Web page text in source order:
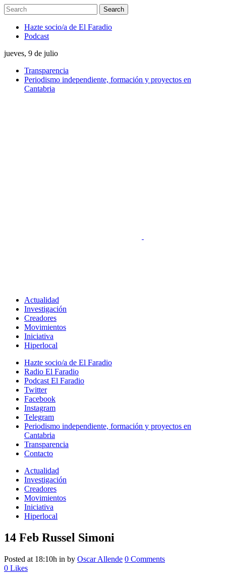
Hazte socio/a de El Faradio
Podcast
jueves, 9 de julio
Transparencia
Periodismo independiente, formación y proyectos en
Cantabria
Actualidad
Investigación
Creadores
Movimientos
Iniciativa
Hiperlocal
Hazte socio/a de El Faradio
Radio El Faradio
Podcast El Faradio
Twitter
Facebook
Instagram
Telegram
Periodismo independiente, formación y proyectos en
Cantabria
Transparencia
Contacto
Actualidad
Investigación
Creadores
Movimientos
Iniciativa
Hiperlocal
14 Feb Russel Simoni
Posted at 18:10h in by Oscar Allende 0 Comments
0 Likes